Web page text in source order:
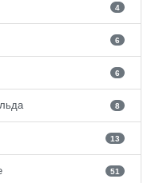
4
6
6
8
13
51